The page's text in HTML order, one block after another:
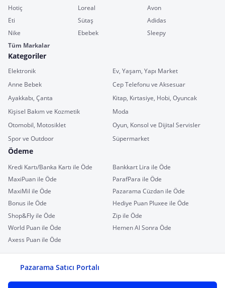
Hotiç
Loreal
Avon
Eti
Sütaş
Adidas
Nike
Ebebek
Sleepy
Tüm Markalar
Kategoriler
Elektronik
Ev, Yaşam, Yapı Market
Anne Bebek
Cep Telefonu ve Aksesuar
Ayakkabı, Çanta
Kitap, Kırtasiye, Hobi, Oyuncak
Kişisel Bakım ve Kozmetik
Moda
Otomobil, Motosiklet
Oyun, Konsol ve Dijital Servisler
Spor ve Outdoor
Süpermarket
Ödeme
Kredi Kartı/Banka Kartı ile Öde
Bankkart Lira ile Öde
MaxiPuan ile Öde
ParafPara ile Öde
MaxiMil ile Öde
Pazarama Cüzdan ile Öde
Bonus ile Öde
Hediye Puan Pluxee ile Öde
Shop&Fly ile Öde
Zip ile Öde
World Puan ile Öde
Hemen Al Sonra Öde
Axess Puan ile Öde
Pazarama Satıcı Portalı